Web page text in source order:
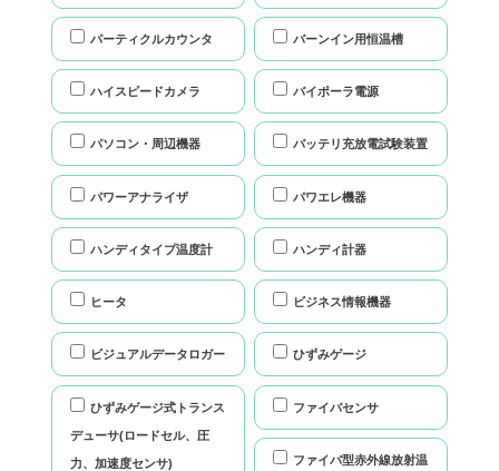
パーティクルカウンタ バーンイン用恒温槽
ハイスピードカメラ バイポーラ電源
パソコン・周辺機器 バッテリ充放電試験装置
パワーアナライザ パワエレ機器
ハンディタイプ温度計 ハンディ計器
ヒータ ビジネス情報機器
ビジュアルデータロガー ひずみゲージ
ひずみゲージ式トランス
デューサ(ロードセル、圧
力、加速度センサ)
ファイバセンサ
ファイバ型赤外線放射温